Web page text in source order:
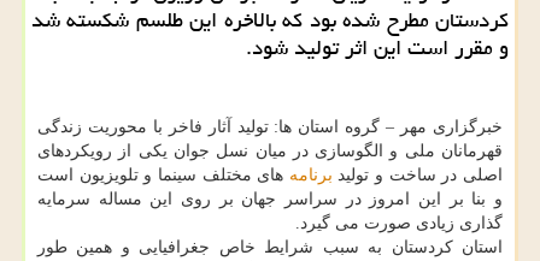
كردستان مطرح شده بود كه بالاخره این طلسم شكسته شد
و مقرر است این اثر تولید شود.
خبرگزاری مهر – گروه استان ها: تولید آثار فاخر با محوریت زندگی
قهرمانان ملی و الگوسازی در میان نسل جوان یکی از رویکردهای
اصلی در ساخت و تولید برنامه های مختلف سینما و تلویزیون است
و بنا بر این امروز در سراسر جهان بر روی این مساله سرمایه
گذاری زیادی صورت می گیرد.
استان کردستان به سبب شرایط خاص جغرافیایی و همین طور